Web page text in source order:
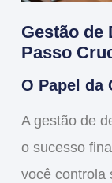
Gestão de
Passo
O Papel da
A gestão de
o sucesso
você controla